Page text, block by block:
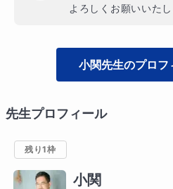
よろしくお願いいたし
小関先生のプロフ
先生プロフィール
残り1枠
小関